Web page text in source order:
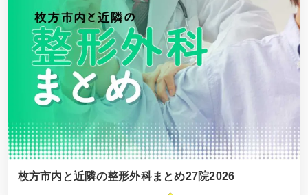
枚方市内と近隣の整形外科まとめ27院2026